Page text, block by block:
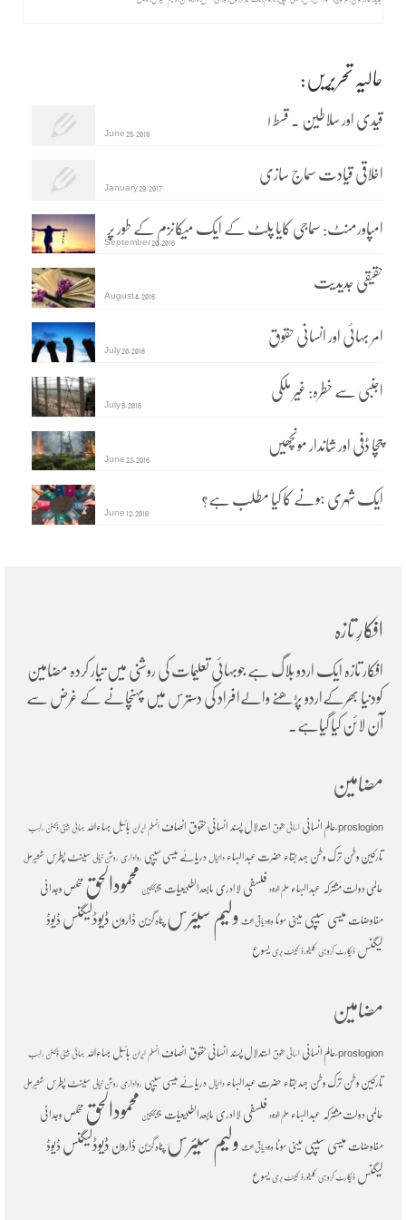
حالیہ تحریریں:
قیدی اور سلاطین ۔ قسط ۱
June 25, 2019
اخلاقی قیادت سماج سازی
January 29, 2017
امپاورمنٹ: سماجی کایا پلٹ کے ایک میکانزم کے طور پر
September 20, 2016
حقیقی جدیدیت
August 4, 2016
امر بہائی اور انسانی حقوق
July 20, 2016
اجنبی سے خطرہ: غیر ملکی
July 6, 2016
چچا ڈفی اور شاندار مونچھیں
June 23, 2016
ایک شہری ہونے کا کیا مطلب ہے؟
June 12, 2016
افکارِ تازہ
افکار تازہ ایک اردو بلاگ ہے جوبہائی تعلیمات کی روشنی میں تیار کردہ مضامین
کودنیا بھرکےاردو پڑھنے والےافراد کی دسترس میں پہنچانے کے غرض سے
آن لائن کیا گیاہے۔
مضامین
proslogion ؑعالم انسانی اسانی حقوق استدلال پسند انسانی حقوق انصاف اَنسلم ایران بائبل بہاءاللہ بہائی بینی ڈکٹن راہب
تارکین وطن ترک وطن جہد بقاء حضرت عبدالبہاء دانیال دریائے میسی سیپی رواداری روشن خیالی سینٹ پطرس شمشیرعلی
عالمی دولت مشترکہ عبدالبہاء علم الوجود فلسفی لاادری مابعدالطبیعیات متشککین محمودالحق مخلص وجدانی
مفاوضات میسی سیپی مینی سوٹا وجودیاتی بحث ولیم سیئرس پناہ گزین ڈارون ڈیوڈلیگنس ڈیوڈ
لیگنس ڈیکارٹ کروسبی کلیفورڈ کینٹ بری یسوع
مضامین
proslogion ؑعالم انسانی اسانی حقوق استدلال پسند انسانی حقوق انصاف اَنسلم ایران بائبل بہاءاللہ بہائی بینی ڈکٹن راہب
تارکین وطن ترک وطن جہد بقاء حضرت عبدالبہاء دانیال دریائے میسی سیپی رواداری روشن خیالی سینٹ پطرس شمشیرعلی
عالمی دولت مشترکہ عبدالبہاء علم الوجود فلسفی لاادری مابعدالطبیعیات متشککین محمودالحق مخلص وجدانی
مفاوضات میسی سیپی مینی سوٹا وجودیاتی بحث ولیم سیئرس پناہ گزین ڈارون ڈیوڈلیگنس ڈیوڈ
لیگنس ڈیکارٹ کروسبی کلیفورڈ کینٹ بری یسوع